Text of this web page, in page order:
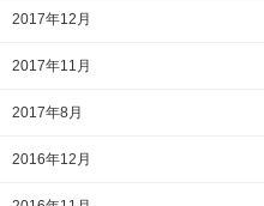
2017年12月
2017年11月
2017年8月
2016年12月